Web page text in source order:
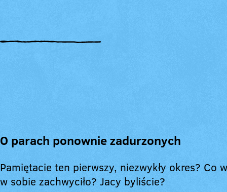
O parach ponownie zadurzonych
Pamiętacie ten pierwszy, niezwykły okres? Co
w sobie zachwyciło? Jacy byliście?